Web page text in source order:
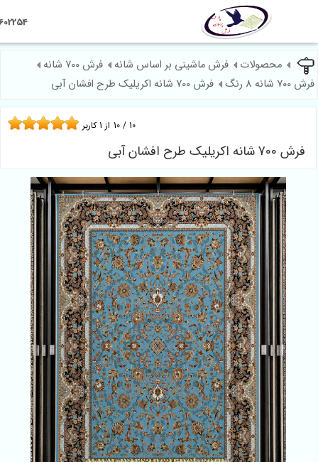
09124602254
فرش ماشینی بر اساس شانه
فرش 700 شانه
فرش 700 شانه اکریلیک طرح افشان آبی
کاربر